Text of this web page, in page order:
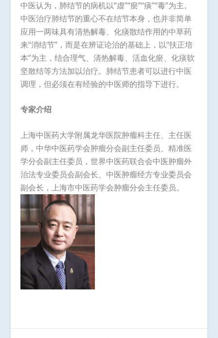
中医认为，肺结节的病机以“虚”“瘀”“痰”“毒”为主。
中医治疗肺结节的重心不在结节本身，也并非简单
应用一两味具有清热解毒、化痰散结作用的中草药
来“消结节”，而是在辨证论治的基础上，以“扶正培
本”为主，结合理气、清热解毒、活血化瘀、化痰软
坚散结等方法加以治疗。肺结节患者可以进行中医
调理，但必须在有经验的中医师的指导下进行。
专家介绍
上海中医药大学附属龙华医院肿瘤科主任、主任医
师，中华中医药学会肿瘤分会副主任委员、精准医
学分会副主任委员，世界中医药联合会中医肿瘤外
治法专业委员会副会长、中医肿瘤经方专业委员会
副会长，上海市中医药学会肿瘤分会主任委员。